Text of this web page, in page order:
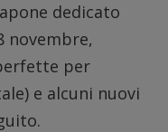
dedicato
novembre,
per
e alcuni nuovi